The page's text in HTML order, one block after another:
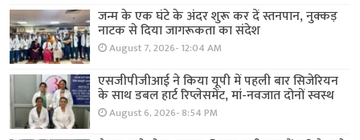
जन्म के एक घंटे के अंदर शुरू कर दें स्तनपान, नुक्कड़
नाटक से दिया जागरूकता का संदेश
August 7, 2026- 12:04 AM
एसजीपीजीआई ने किया यूपी में पहली बार सिजेरियन
के साथ डबल हार्ट रिप्लेसमेंट, मां-नवजात दोनों स्वस्थ
August 6, 2026- 8:54 PM